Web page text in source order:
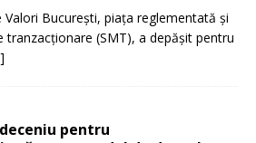
Valori București, piața reglementată și
tranzacționare (SMT), a depășit pentru
pentru